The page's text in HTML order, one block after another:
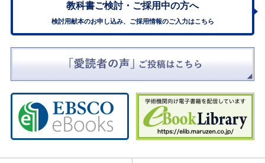
教科書ご検討・ ご採用中の方へ
検討用献本のお申し込み、ご採用情報のご入力はこちら